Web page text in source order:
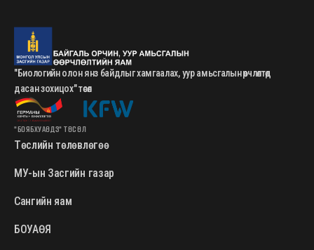
"Биологийн олон янз байдлыг хамгаалах, уур амьсгалын өөрчлөлтөд
дасан зохицох" төсөл
"БОЯБХУАӨДЗ" ТӨСӨЛ
Төслийн төлөвлөгөө
МУ-ын Засгийн газар
Сангийн яам
БОУАӨЯ